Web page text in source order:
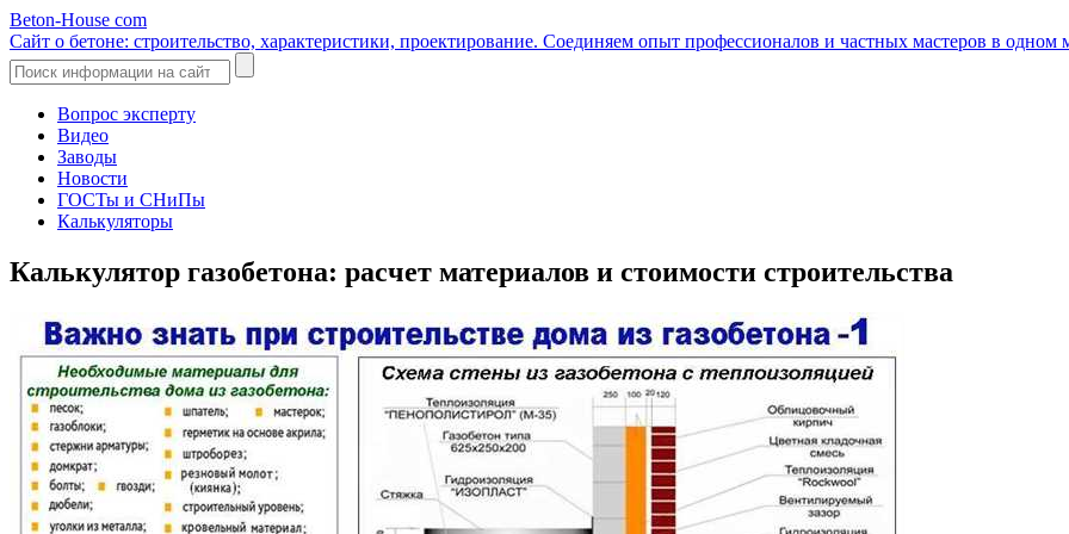
Beton-House com
Сайт о бетоне: строительство, характеристики, проектирование. Соединяем опыт профессионалов и частных мастеров в одном
Вопрос эксперту
Видео
Заводы
Новости
ГОСТы и СНиПы
Калькуляторы
Калькулятор газобетона: расчет материалов и стоимости строительства